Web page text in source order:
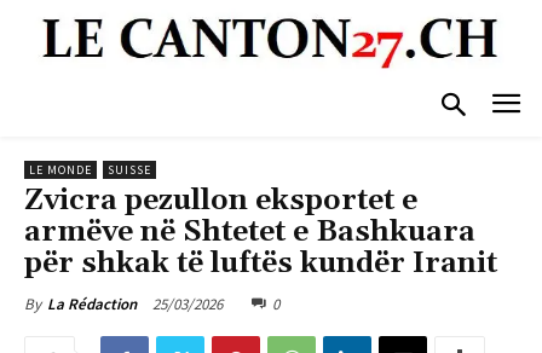
LE MONDE SUISSE
Zvicra pezullon eksportet e
armëve në Shtetet e Bashkuara
për shkak të luftës kundër Iranit
By La Rédaction 25/03/2026 0